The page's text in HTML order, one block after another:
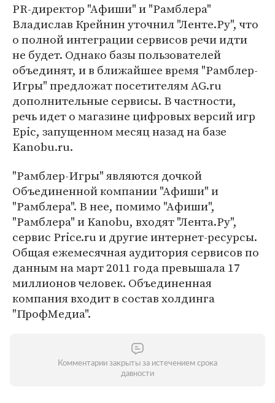
PR-директор "Афиши" и "Рамблера"
Владислав Крейнин уточнил "Ленте.Ру", что
о полной интеграции сервисов речи идти
не будет. Однако базы пользователей
объединят, и в ближайшее время "Рамблер-
Игры" предложат посетителям AG.ru
дополнительные сервисы. В частности,
речь идет о магазине цифровых версий игр
Epic, запущенном месяц назад на базе
Kanobu.ru.
"Рамблер-Игры" являются дочкой
Объединенной компании "Афиши" и
"Рамблера". В нее, помимо "Афиши",
"Рамблера" и Kanobu, входят "Лента.Ру",
сервис Price.ru и другие интернет-ресурсы.
Общая ежемесячная аудитория сервисов по
данным на март 2011 года превышала 17
миллионов человек. Объединенная
компания входит в состав холдинга
"ПрофМедиа".
Комментарии закрыты за истечением срока
давности